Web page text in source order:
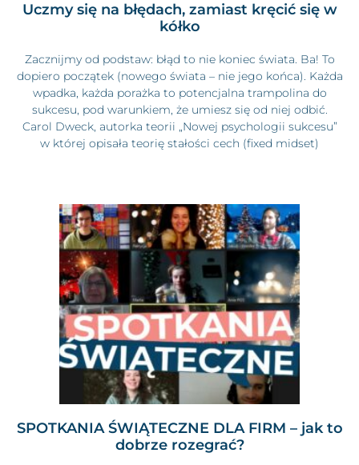
Uczmy się na błędach, zamiast kręcić się w
kółko
Zacznijmy od podstaw: błąd to nie koniec świata. Ba! To
dopiero początek (nowego świata – nie jego końca). Każda
wpadka, każda porażka to potencjalna trampolina do
sukcesu, pod warunkiem, że umiesz się od niej odbić.
Carol Dweck, autorka teorii „Nowej psychologii sukcesu”
w której opisała teorię stałości cech (fixed midset)
SPOTKANIA ŚWIĄTECZNE DLA FIRM – jak to
dobrze rozegrać?